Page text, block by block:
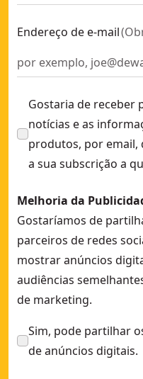
Endereço de e-mail(
Gostaria de receber
notícias e as
produtos, por email,
a sua subscrição a
Melhoria da
Gostaríamos de
parceiros de redes
mostrar anúncios
audiências
de marketing.
Sim, pode partilhar
de anúncios digitais.